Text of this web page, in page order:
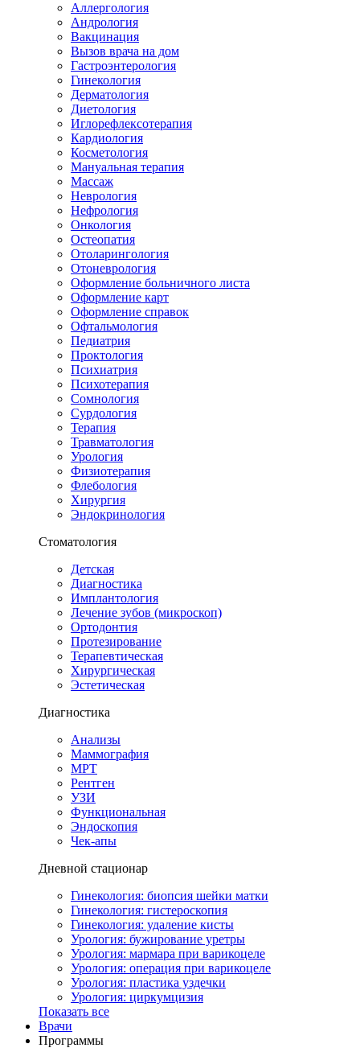
Аллергология
Андрология
Вакцинация
Вызов врача на дом
Гастроэнтерология
Гинекология
Дерматология
Диетология
Иглорефлексотерапия
Кардиология
Косметология
Мануальная терапия
Массаж
Неврология
Нефрология
Онкология
Остеопатия
Отоларингология
Отоневрология
Оформление больничного листа
Оформление карт
Оформление справок
Офтальмология
Педиатрия
Проктология
Психиатрия
Психотерапия
Сомнология
Сурдология
Терапия
Травматология
Урология
Физиотерапия
Флебология
Хирургия
Эндокринология
Стоматология
Детская
Диагностика
Имплантология
Лечение зубов (микроскоп)
Ортодонтия
Протезирование
Терапевтическая
Хирургическая
Эстетическая
Диагностика
Анализы
Маммография
МРТ
Рентген
УЗИ
Функциональная
Эндоскопия
Чек-апы
Дневной стационар
Гинекология: биопсия шейки матки
Гинекология: гистероскопия
Гинекология: удаление кисты
Урология: бужирование уретры
Урология: мармара при варикоцеле
Урология: операция при варикоцеле
Урология: пластика уздечки
Урология: циркумцизия
Показать все
Врачи
Программы